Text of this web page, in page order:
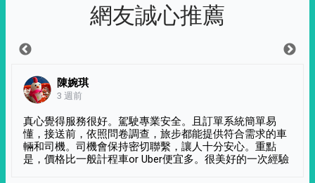
網友誠心推薦
陳婉琪
3 週前
真心覺得服務很好。駕駛專業安全。且訂單系統簡單易
懂，接送前，依照問卷調查，旅步都能提供符合需求的車
輛和司機。司機會保持密切聯繫，讓人十分安心。重點
是，價格比一般計程車or Uber便宜多。很美好的一次經驗